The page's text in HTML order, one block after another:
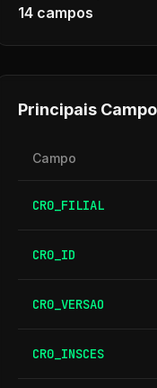
14 campos
Principais
Campo
CR0_FILIAL
CR0_ID
CR0_VERSAO
CR0_INSCES